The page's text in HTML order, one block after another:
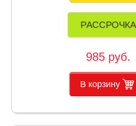
РАССРОЧКА
985 руб.
В корзину